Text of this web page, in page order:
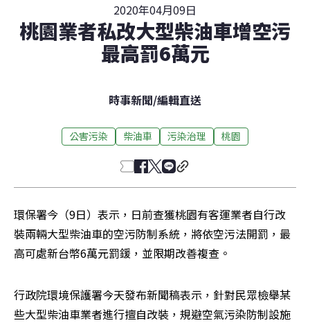
2020年04月09日
桃園業者私改大型柴油車增空污
最高罰6萬元
時事新聞/編輯直送
公害污染 柴油車 污染治理 桃園
環保署今（9日）表示，日前查獲桃園有客運業者自行改
裝兩輛大型柴油車的空污防制系統，將依空污法開罰，最
高可處新台幣6萬元罰鍰，並限期改善複查。
行政院環境保護署今天發布新聞稿表示，針對民眾檢舉某
些大型柴油車業者進行擅自改裝，規避空氣污染防制設施